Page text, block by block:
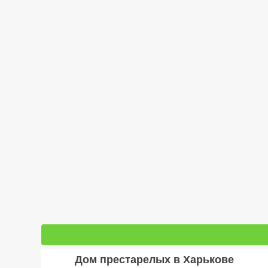
Дом престарелых в Харькове